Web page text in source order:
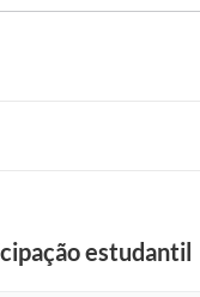
Diário Oficial
estudantil